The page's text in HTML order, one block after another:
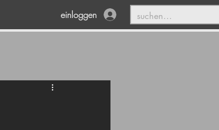
einloggen